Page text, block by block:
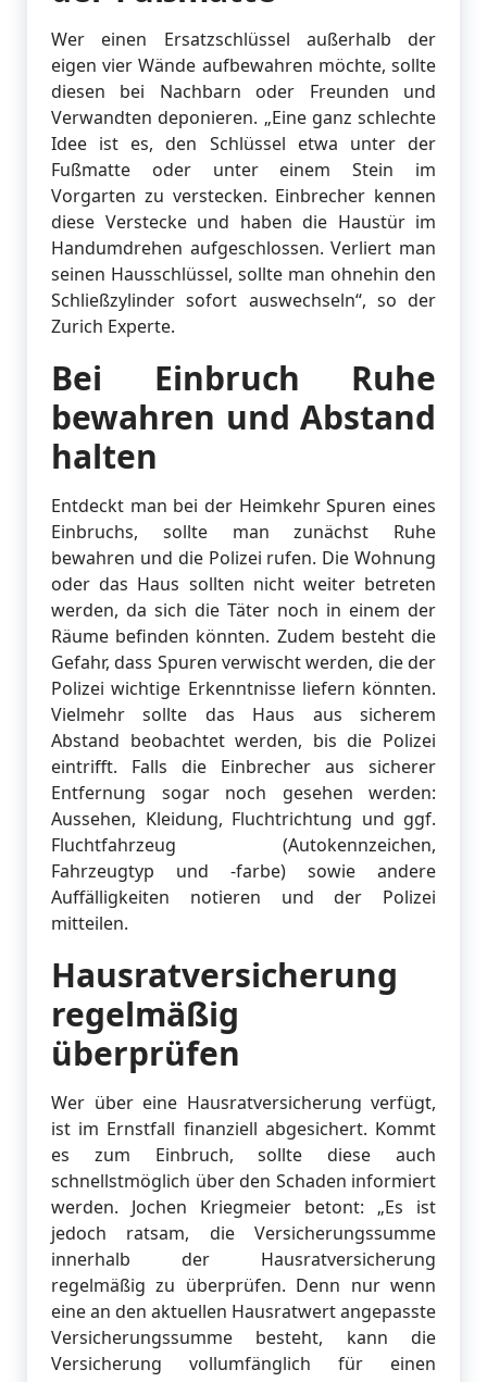
Wer einen Ersatzschlüssel außerhalb der
eigen vier Wände aufbewahren möchte, sollte
diesen bei Nachbarn oder Freunden und
Verwandten deponieren. „Eine ganz schlechte
Idee ist es, den Schlüssel etwa unter der
Fußmatte oder unter einem Stein im
Vorgarten zu verstecken. Einbrecher kennen
diese Verstecke und haben die Haustür im
Handumdrehen aufgeschlossen. Verliert man
seinen Hausschlüssel, sollte man ohnehin den
Schließzylinder sofort auswechseln“, so der
Zurich Experte.
Bei Einbruch Ruhe
bewahren und Abstand
halten
Entdeckt man bei der Heimkehr Spuren eines
Einbruchs, sollte man zunächst Ruhe
bewahren und die Polizei rufen. Die Wohnung
oder das Haus sollten nicht weiter betreten
werden, da sich die Täter noch in einem der
Räume befinden könnten. Zudem besteht die
Gefahr, dass Spuren verwischt werden, die der
Polizei wichtige Erkenntnisse liefern könnten.
Vielmehr sollte das Haus aus sicherem
Abstand beobachtet werden, bis die Polizei
eintrifft. Falls die Einbrecher aus sicherer
Entfernung sogar noch gesehen werden:
Aussehen, Kleidung, Fluchtrichtung und ggf.
Fluchtfahrzeug (Autokennzeichen,
Fahrzeugtyp und -farbe) sowie andere
Auffälligkeiten notieren und der Polizei
mitteilen.
Hausratversicherung
regelmäßig
überprüfen
Wer über eine Hausratversicherung verfügt,
ist im Ernstfall finanziell abgesichert. Kommt
es zum Einbruch, sollte diese auch
schnellstmöglich über den Schaden informiert
werden. Jochen Kriegmeier betont: „Es ist
jedoch ratsam, die Versicherungssumme
innerhalb der Hausratversicherung
regelmäßig zu überprüfen. Denn nur wenn
eine an den aktuellen Hausratwert angepasste
Versicherungssumme besteht, kann die
Versicherung vollumfänglich für einen